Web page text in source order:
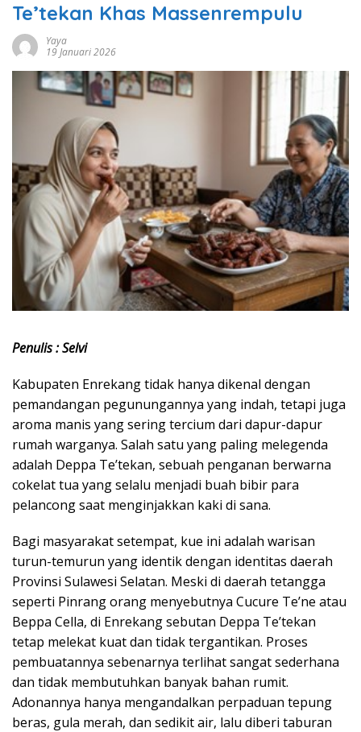
Te’tekan Khas Massenrempulu
Yaya
19 Januari 2026
Penulis : Selvi
Kabupaten Enrekang tidak hanya dikenal dengan
pemandangan pegunungannya yang indah, tetapi juga
aroma manis yang sering tercium dari dapur-dapur
rumah warganya. Salah satu yang paling melegenda
adalah Deppa Te’tekan, sebuah penganan berwarna
cokelat tua yang selalu menjadi buah bibir para
pelancong saat menginjakkan kaki di sana.
Bagi masyarakat setempat, kue ini adalah warisan
turun-temurun yang identik dengan identitas daerah
Provinsi Sulawesi Selatan. Meski di daerah tetangga
seperti Pinrang orang menyebutnya Cucure Te’ne atau
Beppa Cella, di Enrekang sebutan Deppa Te’tekan
tetap melekat kuat dan tidak tergantikan. Proses
pembuatannya sebenarnya terlihat sangat sederhana
dan tidak membutuhkan banyak bahan rumit.
Adonannya hanya mengandalkan perpaduan tepung
beras, gula merah, dan sedikit air, lalu diberi taburan